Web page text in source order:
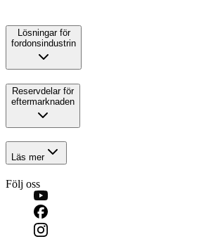
Lösningar för
fordonsindustrin
Reservdelar för
eftermarknaden
Läs mer
Följ oss